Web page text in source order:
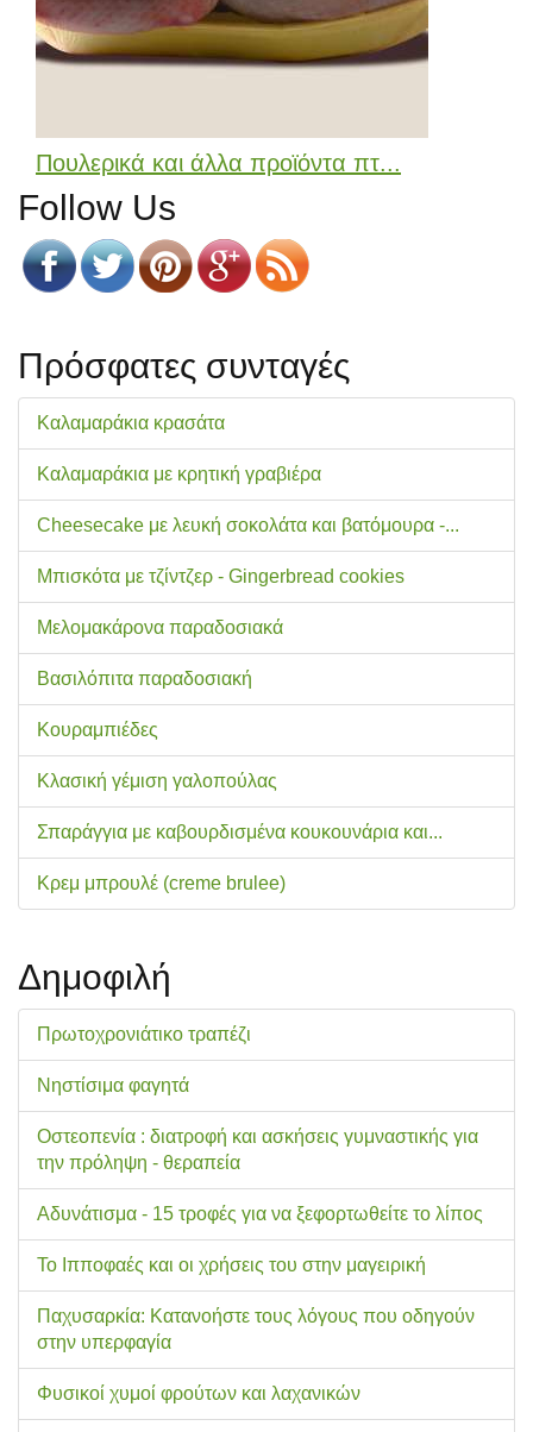
Πουλερικά και άλλα προϊόντα πτ...
Follow Us
Πρόσφατες συνταγές
Καλαμαράκια κρασάτα
Καλαμαράκια με κρητική γραβιέρα
Cheesecake με λευκή σοκολάτα και βατόμουρα -...
Μπισκότα με τζίντζερ - Gingerbread cookies
Μελομακάρονα παραδοσιακά
Βασιλόπιτα παραδοσιακή
Κουραμπιέδες
Κλασική γέμιση γαλοπούλας
Σπαράγγια με καβουρδισμένα κουκουνάρια και...
Κρεμ μπρουλέ (creme brulee)
Δημοφιλή
Πρωτοχρονιάτικο τραπέζι
Νηστίσιμα φαγητά
Οστεοπενία : διατροφή και ασκήσεις γυμναστικής για
την πρόληψη - θεραπεία
Αδυνάτισμα - 15 τροφές για να ξεφορτωθείτε το λίπος
Το Ιπποφαές και οι χρήσεις του στην μαγειρική
Παχυσαρκία: Κατανοήστε τους λόγους που οδηγούν
στην υπερφαγία
Φυσικοί χυμοί φρούτων και λαχανικών